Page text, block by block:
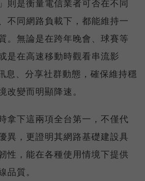
則是衡量電信業者可否在不同
不同網路負載下，都能維持一
。無論是在跨年晚會、球賽等
是在高速移動時觀看串流影
息、分享社群動態，確保維持穩
改變而明顯降速。
拿下這兩項全台第一，不僅代
異，更證明其網路基礎建設具
性，能在各種使用情境下提供
品質。